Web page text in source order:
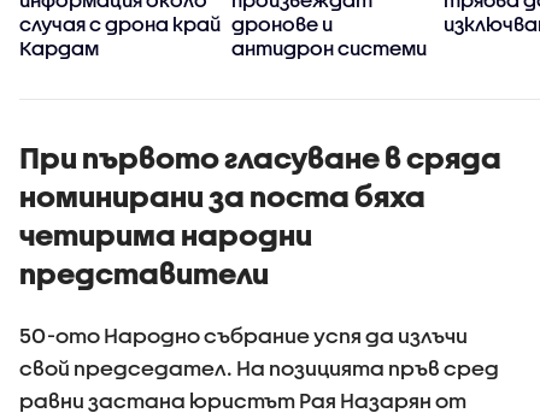
случая с дрона край
Кардам
дронове и
антидрон системи
При първото гласуване в сряда
номинирани за поста бяха
четирима народни
представители
50-ото Народно събрание успя да излъчи
свой председател. На позицията пръв сред
равни застана юристът Рая Назарян от